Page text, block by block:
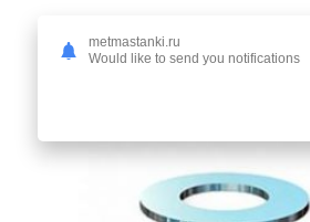
metmastanki.ru
Would like to send you notifications